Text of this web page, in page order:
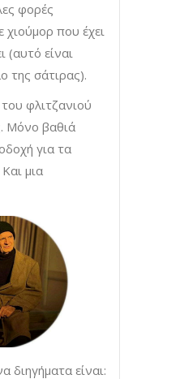
φορές
που έχει
(αυτό είναι
της σάτιρας).
φλιτζανιού
Μόνο βαθιά
για τα
μια
διηγήματα είναι: